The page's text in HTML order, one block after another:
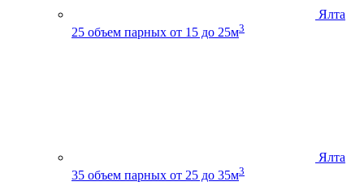
Ялта
25 объем парных от 15 до 25м3
Ялта
35 объем парных от 25 до 35м3